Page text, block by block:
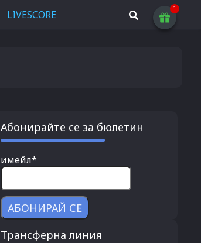
LIVESCORE
Абонирайте се за бюлетин
имейл*
Трансферна линия